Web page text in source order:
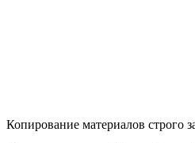
Копирование материалов строго